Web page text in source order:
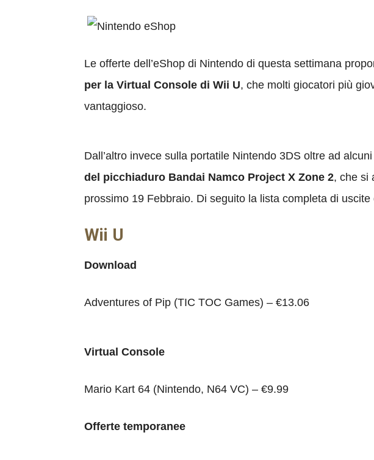
Le offerte dell’eShop di Nintendo di questa settimana
per la Virtual Console di Wii U, che molti giocatori più
vantaggioso.
Dall’altro invece sulla portatile Nintendo 3DS oltre ad
del picchiaduro Bandai Namco Project X Zone 2, che si
prossimo 19 Febbraio. Di seguito la lista completa di uscite
Wii U
Download
Adventures of Pip (TIC TOC Games) – €13.06
Virtual Console
Mario Kart 64 (Nintendo, N64 VC) – €9.99
Offerte temporanee